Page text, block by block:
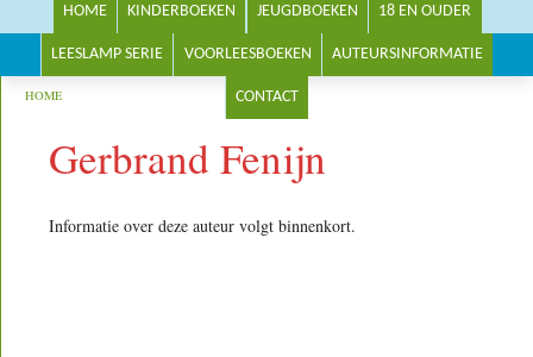
You are here
HOME
Gerbrand Fenijn
Informatie over deze auteur volgt binnenkort.
HOME KINDERBOEKEN JEUGDBOEKEN 18 EN OUDER
LEESLAMP SERIE VOORLEESBOEKEN AUTEURSINFORMATIE
CONTACT